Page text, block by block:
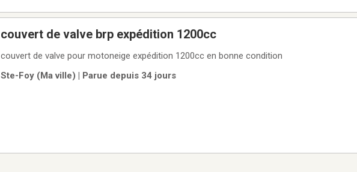
couvert de valve brp expédition 1200cc
couvert de valve pour motoneige expédition 1200cc en bonne condition
Ste-Foy (Ma ville) | Parue depuis 34 jours